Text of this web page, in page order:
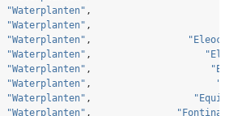
"Waterplanten" ,
"Waterplanten" ,
"Waterplanten" ,
"Waterplanten" ,
"Waterplanten" ,
"Waterplanten" ,
"Waterplanten" ,
"Waterplanten" ,